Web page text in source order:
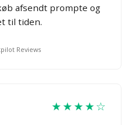
afsendt prompte og
til tiden.
Reviews
★★★★☆